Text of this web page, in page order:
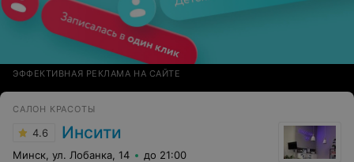
ЭФФЕКТИВНАЯ РЕКЛАМА НА САЙТЕ
САЛОН КРАСОТЫ
4.6 Инсити
Минск, ул. Лобанка, 14 до 21:00